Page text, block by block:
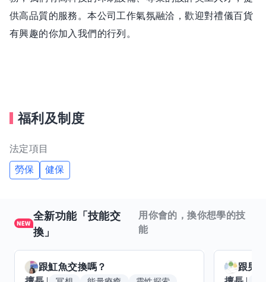
供高品質的服務。本公司工作氣氛融洽，歡迎對禮儀百貨
有興趣的你加入我們的行列。
福利及制度
法定項目
勞保 健保
全新功能「技能交
換」
用你會的，換你想學的技
能
跟魟魚交換嗎？
跟男